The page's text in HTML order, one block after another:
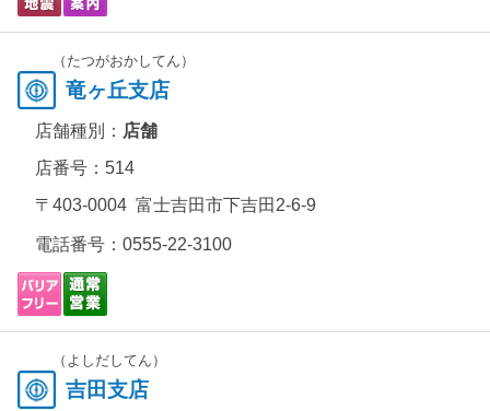
（たつがおかしてん）
竜ヶ丘支店
店舗種別： 店舗
店番号：514
〒403-0004 富士吉田市下吉田2-6-9
電話番号： 0555-22-3100
（よしだしてん）
吉田支店